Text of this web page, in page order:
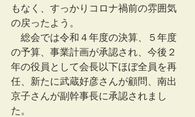
もなく、すっかりコロナ禍前の雰囲気
の戻ったよう。
総会では令和４年度の決算、５年度
の予算、事業計画が承認され、今後２
年の役員として会長以下ほぼ全員を再
任、新たに武蔵好彦さんが顧問、南出
京子さんが副幹事長に承認されまし
た。